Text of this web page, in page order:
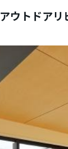
アウトドア